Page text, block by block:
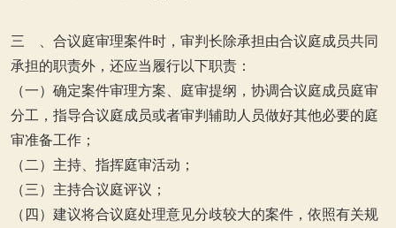
三 、合议庭审理案件时，审判长除承担由合议庭成员共同
承担的职责外，还应当履行以下职责：
（一）确定案件审理方案、庭审提纲，协调合议庭成员庭审
分工，指导合议庭成员或者审判辅助人员做好其他必要的庭
审准备工作；
（二）主持、指挥庭审活动；
（三）主持合议庭评议；
（四）建议将合议庭处理意见分歧较大的案件，依照有关规